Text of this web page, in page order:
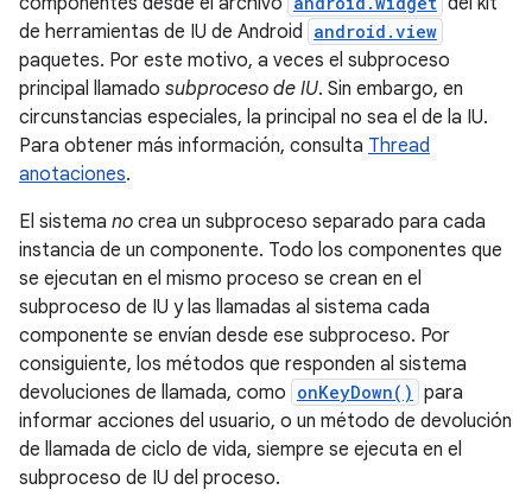
de herramientas de IU de Android android.view
paquetes. Por este motivo, a veces el subproceso
principal llamado subproceso de IU. Sin embargo, en
circunstancias especiales, la principal no sea el de la IU.
Para obtener más información, consulta Thread
anotaciones.
El sistema no crea un subproceso separado para cada
instancia de un componente. Todo los componentes que
se ejecutan en el mismo proceso se crean en el
subproceso de IU y las llamadas al sistema cada
componente se envían desde ese subproceso. Por
consiguiente, los métodos que responden al sistema
devoluciones de llamada, como onKeyDown() para
informar acciones del usuario, o un método de devolución
de llamada de ciclo de vida, siempre se ejecuta en el
subproceso de IU del proceso.